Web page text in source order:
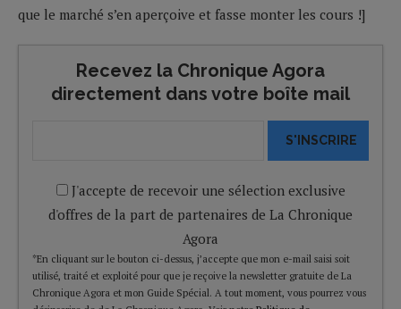
que le marché s’en aperçoive et fasse monter les cours !]
Recevez la Chronique Agora
directement dans votre boîte mail
S'INSCRIRE
J'accepte de recevoir une sélection exclusive
d'offres de la part de partenaires de La Chronique
Agora
*En cliquant sur le bouton ci-dessus, j’accepte que mon e-mail saisi soit
utilisé, traité et exploité pour que je reçoive la newsletter gratuite de La
Chronique Agora et mon Guide Spécial. A tout moment, vous pourrez vous